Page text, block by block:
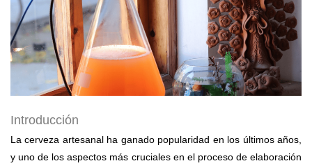
Introducción
La cerveza artesanal ha ganado popularidad en los últimos años,
y uno de los aspectos más cruciales en el proceso de elaboración